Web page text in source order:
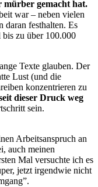
mürber gemacht hat.
war – neben vielen
daran festhalten. Es
zu über 100.000
Texte glauben. Der
Lust (und die
konzentrieren zu
dieser Druck weg
sein.
Arbeitsanspruch an
auch meinen
Mal versuchte ich es
jetzt irgendwie nicht